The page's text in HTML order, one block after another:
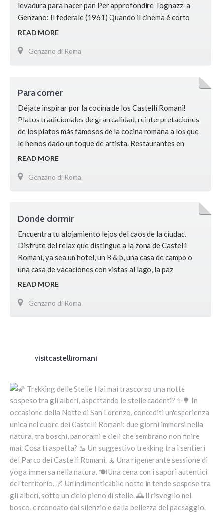
levadura para hacer pan Per approfondire Tognazzi a
Genzano: Il federale (1961) Quando il cinema è corto
L’Infiorata 2019
READ MORE
Genzano di Roma
Para comer
Déjate inspirar por la cocina de los Castelli Romani!
Platos tradicionales de gran calidad, reinterpretaciones
de los platos más famosos de la cocina romana a los que
le hemos dado un toque de artista. Restaurantes en
Genzano
READ MORE
Genzano di Roma
Donde dormir
Encuentra tu alojamiento lejos del caos de la ciudad.
Disfrute del relax que distingue a la zona de Castelli
Romani, ya sea un hotel, un B & b, una casa de campo o
una casa de vacaciones con vistas al lago, la paz
dominará sus sentidos. Le aconsejamos que busque en la
READ MORE
Genzano di Roma
visitcastelliromani